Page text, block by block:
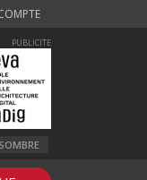
PUBLICITE
SOMBRE